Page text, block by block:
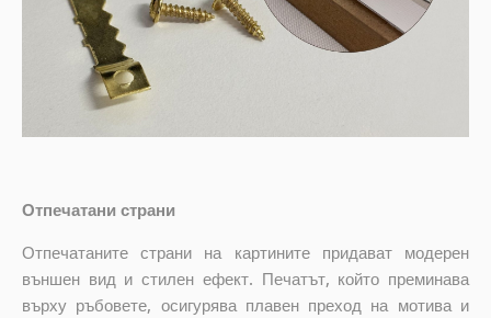
Отпечатани страни
Отпечатаните страни на картините придават модерен
външен вид и стилен ефект. Печатът, който преминава
върху ръбовете, осигурява плавен преход на мотива и